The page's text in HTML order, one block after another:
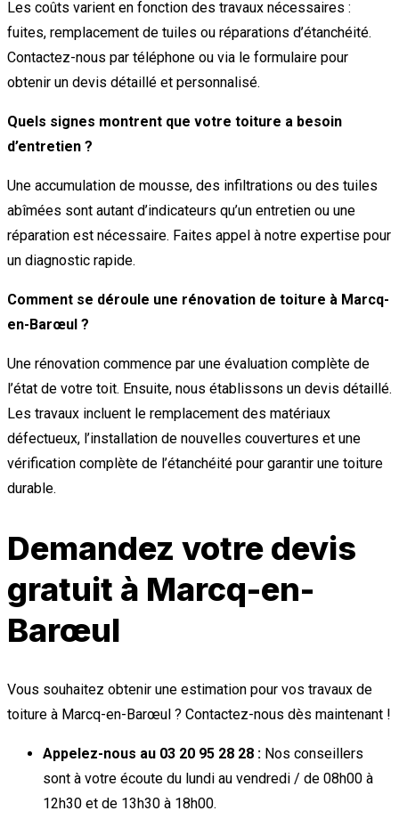
Les coûts varient en fonction des travaux nécessaires :
fuites, remplacement de tuiles ou réparations d’étanchéité.
Contactez-nous par téléphone ou via le formulaire pour
obtenir un devis détaillé et personnalisé.
Quels signes montrent que votre toiture a besoin
d’entretien ?
Une accumulation de mousse, des infiltrations ou des tuiles
abîmées sont autant d’indicateurs qu’un entretien ou une
réparation est nécessaire. Faites appel à notre expertise pour
un diagnostic rapide.
Comment se déroule une rénovation de toiture à Marcq-
en-Barœul ?
Une rénovation commence par une évaluation complète de
l’état de votre toit. Ensuite, nous établissons un devis détaillé.
Les travaux incluent le remplacement des matériaux
défectueux, l’installation de nouvelles couvertures et une
vérification complète de l’étanchéité pour garantir une toiture
durable.
Demandez votre devis
gratuit à Marcq-en-
Barœul
Vous souhaitez obtenir une estimation pour vos travaux de
toiture à Marcq-en-Barœul ? Contactez-nous dès maintenant !
Appelez-nous au 03 20 95 28 28 : Nos conseillers
sont à votre écoute du lundi au vendredi / de 08h00 à
12h30 et de 13h30 à 18h00.